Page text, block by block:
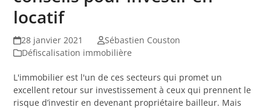
locatif
28 janvier 2021
Sébastien Couston
Défiscalisation immobilière
L'immobilier est l'un de ces secteurs qui promet un
excellent retour sur investissement à ceux qui prennent le
risque d’investir en devenant propriétaire bailleur. Mais